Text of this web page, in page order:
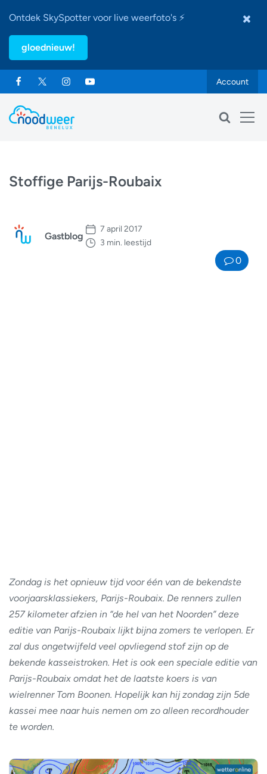
Ontdek SkySpotter voor live weerfoto's ⚡
gloednieuw!
Account
Stoffige Parijs-Roubaix
Gastblog
7 april 2017
3 min. leestijd
0
Zondag is het opnieuw tijd voor één van de bekendste
voorjaarsklassiekers, Parijs-Roubaix. De renners zullen
257 kilometer afzien in “de hel van het Noorden” deze
editie van Parijs-Roubaix lijkt bijna zomers te verlopen. Er
zal dus ongetwijfeld veel opvliegend stof zijn op de
bekende kasseistroken. Het is ook een speciale editie van
Parijs-Roubaix omdat het de laatste koers is van
wielrenner Tom Boonen. Hopelijk kan hij zondag zijn 5de
kassei mee naar huis nemen om zo alleen recordhouder
te worden.